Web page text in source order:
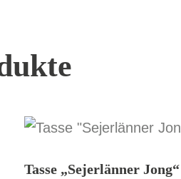
Tasse „Sejerlänner Jong“